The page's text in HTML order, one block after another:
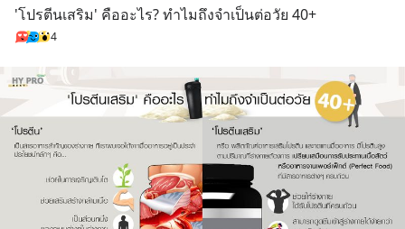
'โปรตีนเสริม' คืออะไร? ทำไมถึงจำเป็นต่อวัย 40+
4